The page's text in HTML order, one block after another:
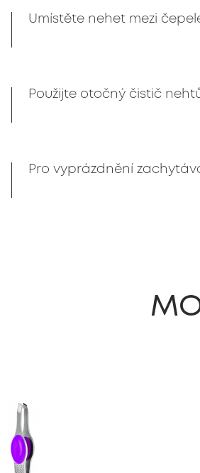
Umístěte nehet mezi
Použijte otočný čistič
Pro vyprázdnění